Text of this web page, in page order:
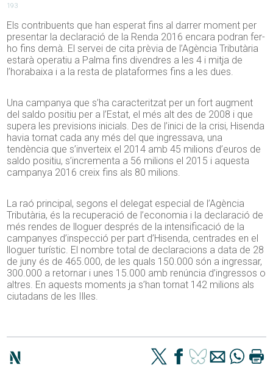
193
Els contribuents que han esperat fins al darrer moment per
presentar la declaració de la Renda 2016 encara podran fer-
ho fins demà. El servei de cita prèvia de l’Agència Tributària
estarà operatiu a Palma fins divendres a les 4 i mitja de
l’horabaixa i a la resta de plataformes fins a les dues.
Una campanya que s’ha caracteritzat per un fort augment
del saldo positiu per a l’Estat, el més alt des de 2008 i que
supera les previsions inicials. Des de l’inici de la crisi, Hisenda
havia tornat cada any més del que ingressava, una
tendència que s’inverteix el 2014 amb 45 milions d’euros de
saldo positiu, s’incrementa a 56 milions el 2015 i aquesta
campanya 2016 creix fins als 80 milions.
La raó principal, segons el delegat especial de l’Agència
Tributària, és la recuperació de l’economia i la declaració de
més rendes de lloguer després de la intensificació de la
campanyes d’inspecció per part d’Hisenda, centrades en el
lloguer turístic. El nombre total de declaracions a data de 28
de juny és de 465.000, de les quals 150.000 són a ingressar,
300.000 a retornar i unes 15.000 amb renúncia d’ingressos o
altres. En aquests moments ja s’han tornat 142 milions als
ciutadans de les Illes.